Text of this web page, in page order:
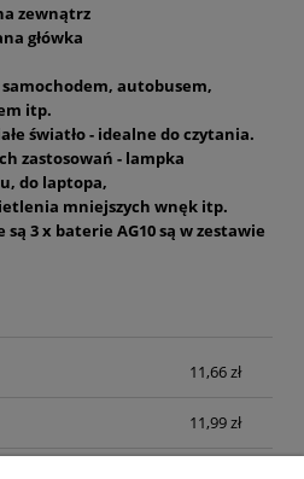
zewnątrz
główka
autobusem,
itp.
światło - idealne do czytania.
zastosowań - lampka
do laptopa,
mniejszych wnęk itp.
są 3 x baterie AG10 są w zestawie
kosztów płatności
11,66 zł
11,99 zł